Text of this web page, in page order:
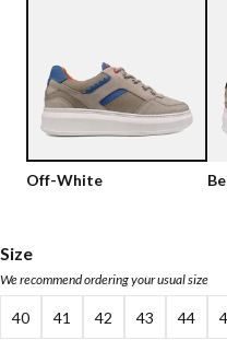
Sandals
Loafers
Bikerboots
Ankleboots with zipper
Chelseaboots
Off-White
Size
We recommend ordering your usual size
40 41 42 43 44